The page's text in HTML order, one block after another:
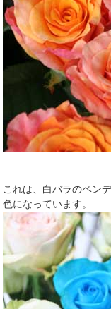
これは、白バラのベン
色になっています。